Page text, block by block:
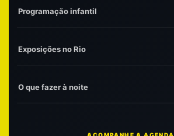
Programação infantil
Exposições no Rio
O que fazer à noite
ACOMPANHE A AGENDA